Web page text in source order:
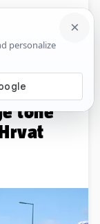
Komentari
tone